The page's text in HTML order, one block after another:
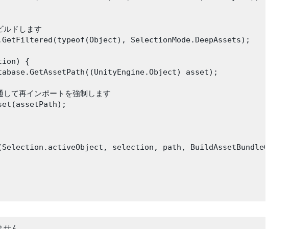
ドします
SelectionMode.DeepAssets);
{
asset);
再インポートを強制します
selection, path,